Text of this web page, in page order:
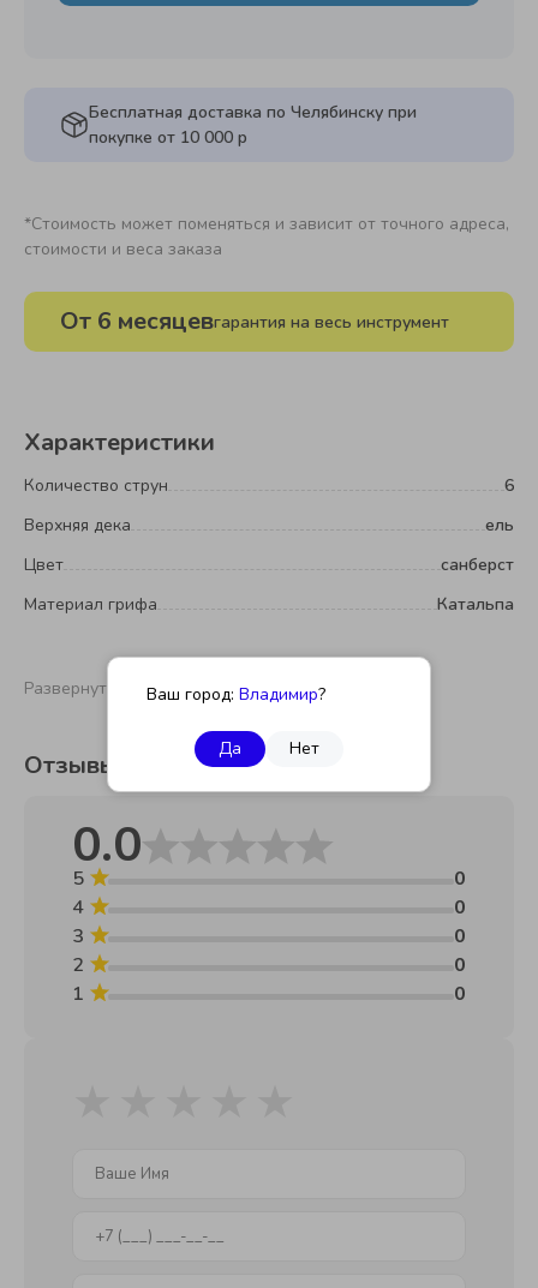
Ваш город: Владимир?
Да Нет
Бесплатная доставка по Челябинску при
покупке от 10 000 р
*Стоимость может поменяться и зависит от точного адреса,
стоимости и веса заказа
От 6 месяцевгарантия на весь инструмент
Характеристики
Количество струн
6
Верхняя дека
ель
Цвет
санберст
Материал грифа
Катальпа
Развернуть
Отзывы
0.0
5
0
4
0
3
0
2
0
1
0